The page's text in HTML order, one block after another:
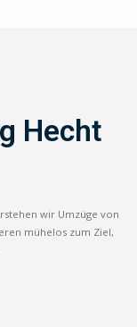
Hecht
wir Umzüge von
mühelos zum Ziel,